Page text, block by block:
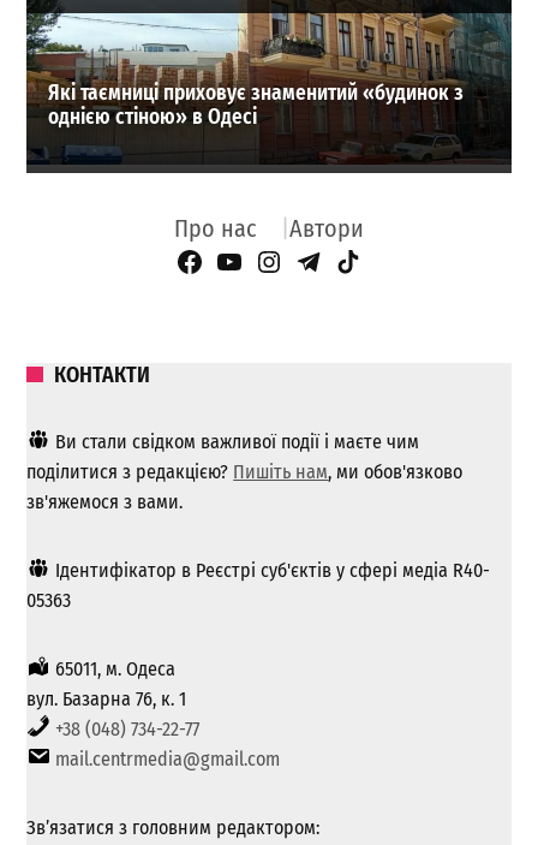
Які таємниці приховує знаменитий «будинок з
однією стіною» в Одесі
Про нас Автори
Facebook Page
YouTube
Instagram
Telegram
TikTok
КОНТАКТИ
Ви стали свідком важливої ​​події і маєте чим
поділитися з редакцією? Пишіть нам, ми обов'язково
зв'яжемося з вами.
Ідентифікатор в Реєстрі суб'єктів у сфері медіа R40-
05363
65011, м. Одеса
вул. Базарна 76, к. 1
+38 (048) 734-22-77
mail.centrmedia@gmail.com
Зв’язатися з головним редактором: